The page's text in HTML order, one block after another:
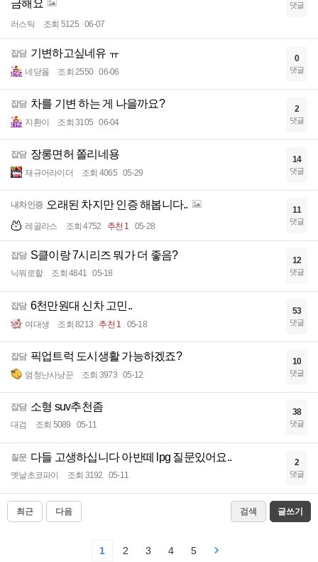
금해요
러스틱 조회 5125 06-07
댓글
잡담 기변하고싶네유 ㅠ
네당옳 조회 2550 06-06
0
댓글
잡담 차를 기변 하는 게 나을까요?
지환이 조회 3105 06-04
2
댓글
잡담 장롱면허 쫄리네용
재규어라이더 조회 4065 05-29
14
댓글
내차인증 오래된 차지만 인증 해봅니다..
레골라스 조회 4752 추천 1 05-28
11
댓글
잡담 S클이랑 7시리즈 뭐가 더 좋음?
닉뭐로할 조회 4841 05-18
12
댓글
잡담 6천만원대 신차 고민..
여대생 조회 8213 추천 1 05-18
53
댓글
잡담 픽업트럭 도시생활 가능하겠죠?
엄청난사냥꾼 조회 3973 05-12
10
댓글
잡담 소형 suv추천좀
대검 조회 5089 05-11
38
댓글
질문 다들 고생하십니다 아반떼 lpg 질문있어요..
옛날초코파이 조회 3192 05-11
2
댓글
최근 다음 검색 글쓰기
1 2 3 4 5